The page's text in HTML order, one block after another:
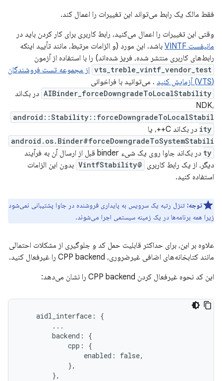
فقط مالک یک رابط می‌تواند این تغییرات را اعمال کند.
وقتی این تغییرات را اعمال می‌کنید، رابط کاربری برای کار کردن باید در
مانیفست VINTF
باشد. این مورد (و الزامات مرتبط، مانند تأیید اینکه
رابط‌های کاربری منتشر شده، فریز شده‌اند) را با استفاده از آزمون
vts_treble_vintf_vendor_test از مجموعه تست فروشندگان
(VTS) آزمایش کنید
. می‌توانید با فراخوانی
AIBinder_forceDowngradeToLocalStability در بک‌اند
NDK،
android::Stability::forceDowngradeToLocalStabil
ity در بک‌اند C++، یا
android.os.Binder#forceDowngradeToSystemStabili
ty
در بک‌اند جاوا روی یک شیء binder قبل از ارسال آن به فرآیند
دیگر، از یک رابط کاربری @VintfStability
بدون این الزامات
استفاده کنید.
توجه: تنزل رتبه یک سرویس به پایداری فروشنده در جاوا پشتیبانی نمی‌شود
زیرا همه برنامه‌ها در یک زمینه سیستمی اجرا می‌شوند.
علاوه بر این، برای حداکثر قابلیت حمل کد و جلوگیری از مشکلات احتمالی
مانند کتابخانه‌های اضافی غیرضروری، CPP backend را غیرفعال کنید.
این کد نحوه غیرفعال کردن CPP backend را نشان می‌دهد:
    aidl_interface: {
        ...
        backend: {
            cpp: {
                enabled: false,
            },
        },